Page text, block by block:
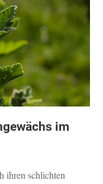
im
ihren schlichten